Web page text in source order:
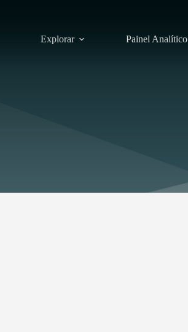
Explorar Painel Analítico